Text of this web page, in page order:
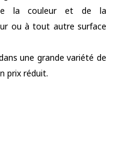
la couleur et de la
ou à tout autre surface
une grande variété de
prix réduit.